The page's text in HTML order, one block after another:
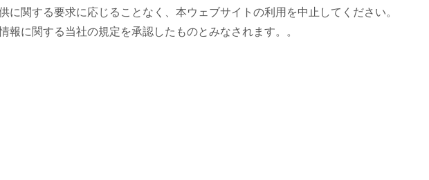
関する要求に応じることなく、本ウェブサイトの利用を中止してください。
に関する当社の規定を承認したものとみなされます。。